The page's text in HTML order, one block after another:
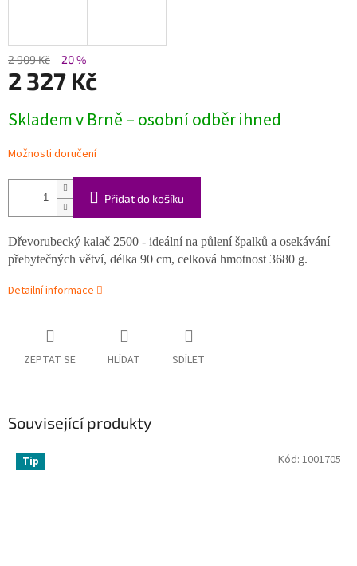
2 909 Kč –20 %
2 327 Kč
cena:
Skladem v Brně – osobní odběr ihned
Možnosti doručení
Přidat do košíku
Dřevorubecký kalač 2500 - ideální na půlení špalků a osekávání
přebytečných větví, délka 90 cm, celková hmotnost 3680 g.
Detailní informace
ZEPTAT SE HLÍDAT SDÍLET
Související produkty
Tip Kód: 1001705